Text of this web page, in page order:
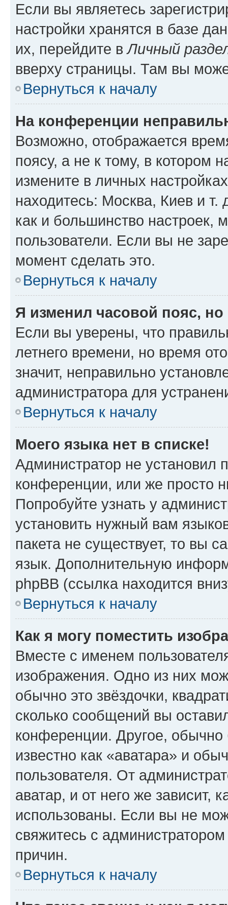
Если вы являетесь
настройки хранятся в базе
их, перейдите вЛичный
вверху страницы. Там вы
Вернуться к началу
На конференции
Возможно, отображается
поясу, а не к тому, в котором
измените в личных
находитесь: Москва, Киев и т.
как и большинство настроек,
пользователи. Если вы не
момент сделать это.
Вернуться к началу
Я изменил часовой пояс,
Если вы уверены, что
летнего времени, но время
значит, неправильно
администратора для
Вернуться к началу
Моего языка нет в списке!
Администратор не установил
конференции, или же просто
Попробуйте узнать у
установить нужный вам
пакета не существует, то вы
язык. Дополнительную
phpBB (ссылка находится
Вернуться к началу
Как я могу поместить
Вместе с именем
изображения. Одно из них
обычно это звёздочки,
сколько сообщений вы
конференции. Другое,
известно как «аватара» и
пользователя. От
аватар, и от него же зависит,
использованы. Если вы не
свяжитесь с
причин.
Вернуться к началу